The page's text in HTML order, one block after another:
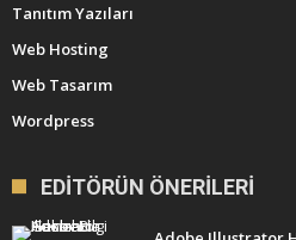
Tanıtım Yazıları
Web Hosting
Web Tasarım
Wordpress
EDITÖRÜN ÖNERILERI